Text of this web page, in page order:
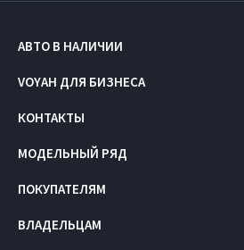
АВТО В НАЛИЧИИ
VOYAH ДЛЯ БИЗНЕСА
КОНТАКТЫ
МОДЕЛЬНЫЙ РЯД
ПОКУПАТЕЛЯМ
ВЛАДЕЛЬЦАМ